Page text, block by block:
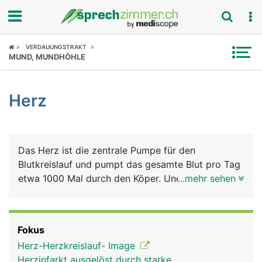
Fokus
Symptome
News
Rubriken
VERDAUUNGSTRAKT
MUND, MUNDHÖHLE
Herz
Das Herz ist die zentrale Pumpe für den
Blutkreislauf und pumpt das gesamte Blut pro Tag
etwa 1000 Mal durch den Köper. Unermüdlich
lebensnotwendigen Sauerstoff bilden Herz und
Lunge eine funktionelle Einheit. Man kann sich das
...mehr sehen
Fokus
Herz-Herzkreislauf- Image
Herzinfarkt ausgelöst durch starke